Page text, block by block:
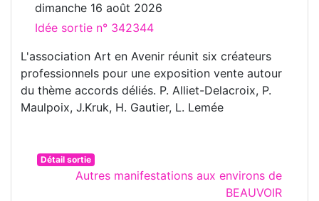
dimanche 16 août 2026
Idée sortie n° 342344
L'association Art en Avenir réunit six créateurs
professionnels pour une exposition vente autour
du thème accords déliés. P. Alliet-Delacroix, P.
Maulpoix, J.Kruk, H. Gautier, L. Lemée
Détail sortie
Autres manifestations aux environs de
BEAUVOIR